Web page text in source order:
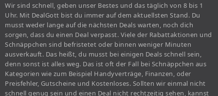
Wir sind schnell, geben unser Bestes und das täglich von 8 bis 1
Uhr. Mit DealGott bist du immer auf dem aktuellsten Stand. Du
musst weder lange auf die nächsten Deals warten, noch dich
sorgen, dass du einen Deal verpasst. Viele der Rabattaktionen und
Schnäppchen sind befristetet oder binnen weniger Minuten
ausverkauft. Das heißt, du musst bei einigen Deals schnell sein,
denn sonst ist alles weg. Das ist oft der Fall bei Schnäppchen aus
Kategorien wie zum Beispiel Handyverträge, Finanzen, oder
Preisfehler, Gutscheine und Kostenloses. Sollten wir einmal nicht
schnell genug sein und einen Deal nicht rechtzeitig sehen, kannst